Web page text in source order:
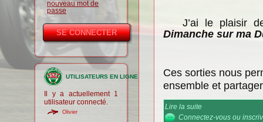
nouveau mot de
passe
UTILISATEURS EN LIGNE
Il y a actuellement 1
utilisateur connecté.
Olivier
J’ai le plaisir
Dimanche sur ma
Ces sorties nous
ensemble et
Lire la suite
Connectez-vous ou